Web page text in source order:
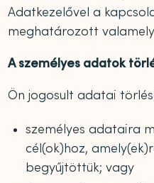
Adatkezelővel a
meghatározott
A személyes adatok
Ön jogosult adatai
személyes adataira
cél(ok)hoz,
begyűjtöttük; vagy